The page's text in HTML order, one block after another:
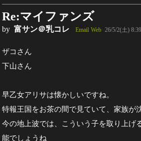
Re:マイファンズ
by 富サン＠乳コレ Email Web 26/5/2(土) 8:39
ザコさん
下山さん
早乙女アリサは懐かしいですね。
特報王国をお茶の間で見ていて、家族が
今の地上波では、こういう子を取り上げ
能でしょうね